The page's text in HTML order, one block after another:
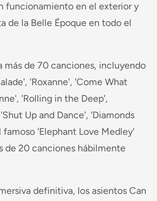
funcionamiento en el exterior y
de la Belle Époque en todo el
más de 70 canciones, incluyendo
'Roxanne', 'Come What
'Rolling in the Deep',
Up and Dance', 'Diamonds
famoso 'Elephant Love Medley'
de 20 canciones hábilmente
definitiva, los asientos Can